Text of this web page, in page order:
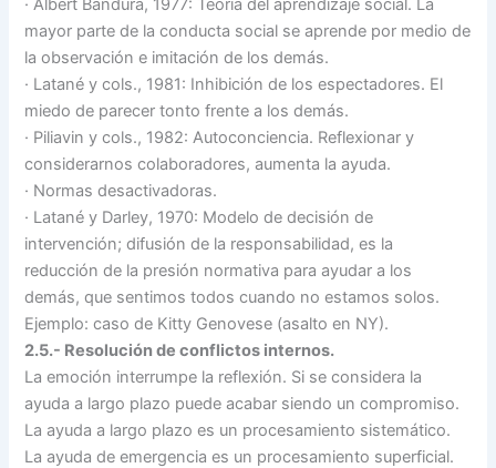
mayor parte de la conducta social se aprende por medio de
la observación e imitación de los demás.
· Latané y cols., 1981: Inhibición de los espectadores. El
miedo de parecer tonto frente a los demás.
· Piliavin y cols., 1982: Autoconciencia. Reflexionar y
considerarnos colaboradores, aumenta la ayuda.
· Normas desactivadoras.
· Latané y Darley, 1970: Modelo de decisión de
intervención; difusión de la responsabilidad, es la
reducción de la presión normativa para ayudar a los
demás, que sentimos todos cuando no estamos solos.
Ejemplo: caso de Kitty Genovese (asalto en NY).
2.5.- Resolución de conflictos internos.
La emoción interrumpe la reflexión. Si se considera la
ayuda a largo plazo puede acabar siendo un compromiso.
La ayuda a largo plazo es un procesamiento sistemático.
La ayuda de emergencia es un procesamiento superficial.